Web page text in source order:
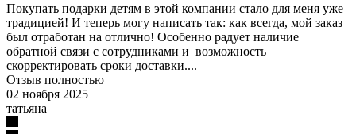
Покупать подарки детям в этой компании стало для меня уже
традицией! И теперь могу написать так: как всегда, мой заказ
был отработан на отлично! Особенно радует наличие
обратной связи с сотрудниками и возможность
скорректировать сроки доставки....
Отзыв полностью
02 ноября 2025
татьяна